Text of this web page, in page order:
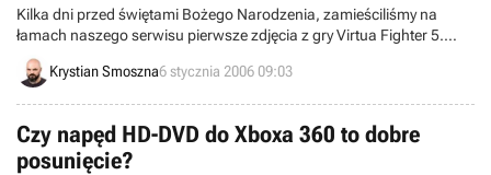
Kilka dni przed świętami Bożego Narodzenia, zamieściliśmy na
łamach naszego serwisu pierwsze zdjęcia z gry Virtua Fighter 5.
Dziś mamy dla Was kolejną porcję miniaturowych obrazków, które
jak zwykle pochodzą z wersji programu, przeznaczonej na automaty
Krystian Smoszna6 stycznia 2006 09:03
Czy napęd HD-DVD do Xboxa 360 to dobre
posunięcie?